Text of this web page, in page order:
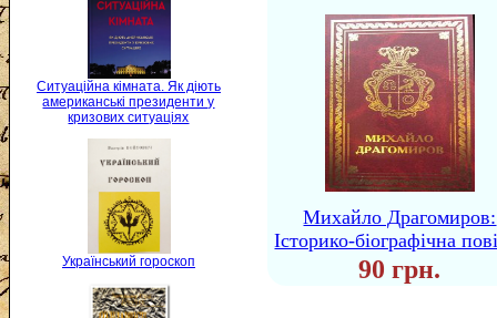
Ситуаційна кімната. Як діють
американські президенти у
кризових ситуаціях
Український гороскоп
Михайло Драгомиров:
Історико-біографічна
90 грн.